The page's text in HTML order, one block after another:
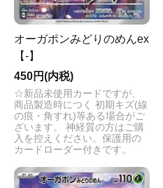
オーガポンみどりのめんex
【-】
450円(内税)
☆新品未使用カードですが、
商品製造時につく 初期キズ(線
の痕・角すれ)等ある場合がご
ざいます。 神経質の方はご購
入を控えください。保護用の
カードローダー付きです。